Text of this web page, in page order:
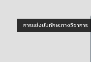
การแข่งขันทักษะทางวิชาการ